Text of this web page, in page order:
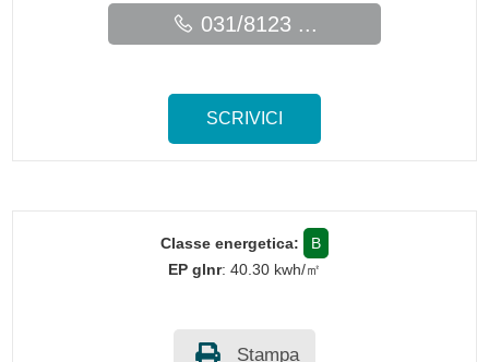
031/8123 ...
SCRIVICI
Classe energetica:
B
EP glnr: 40.30 kwh/㎡
Stampa